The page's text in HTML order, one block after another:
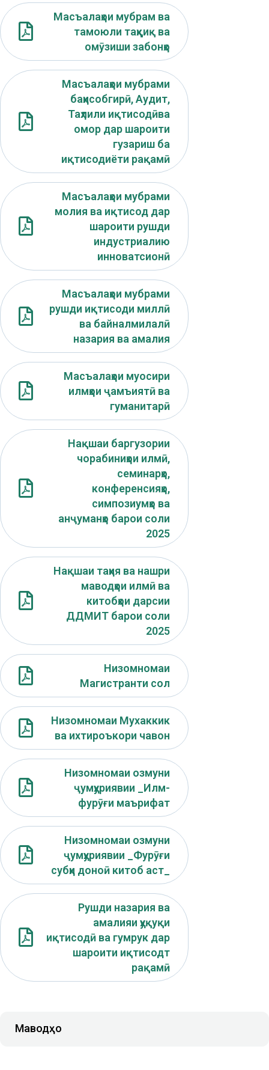
Масъалаҳои мубрам ва
тамоюли таҳқиқ ва
омӯзиши забонҳо
Масъалаҳои мубрами
баҳисобгирӣ, Аудит,
Таҳлили иқтисодӣва
омор дар шароити
гузариш ба
иқтисодиёти рақамӣ
Масъалаҳои мубрами
молия ва иқтисод дар
шароити рушди
индустриалию
инноватсионӣ
Масъалаҳои мубрами
рушди иқтисоди миллӣ
ва байналмилалӣ
назария ва амалия
Масъалаҳои муосири
илмҳои ҷамъиятӣ ва
гуманитарӣ
Нақшаи баргузории
чорабиниҳои илмӣ,
семинарҳо,
конференсияҳо,
симпозиумҳо ва
анҷуманҳо барои соли
2025
Нақшаи таҳия ва нашри
маводҳои илмӣ ва
китобҳои дарсии
ДДМИТ барои соли
2025
Низомномаи
Магистранти сол
Низомномаи Мухаккик
ва ихтироъкори чавон
Низомномаи озмуни
ҷумҳуриявии _Илм-
фурӯғи маърифат
Низомномаи озмуни
ҷумҳуриявии _Фурӯғи
субҳи доноӣ китоб аст_
Рушди назария ва
амалияи ҳуқуқи
иқтисодӣ ва гумрук дар
шароити иқтисодт
рақамӣ
Маводҳо